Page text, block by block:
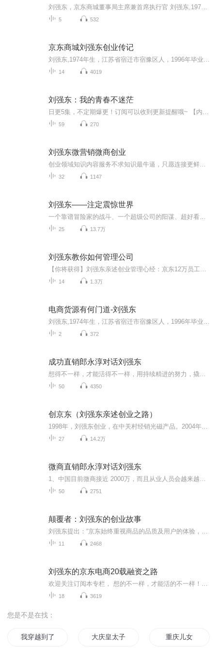
5 532
京东商城刘强东创业传记
14 4019
刘强东：我的青春不迷茫
59 270
刘强东微营销微商创业
32 1147
刘强东——注定震惊世界
25 13.7万
刘强东教你如何管理公司
14 1.3万
电商货源有何门道-刘强东
2 372
成功直销郎永淳对话刘强东
50 4350
创京东（刘强东亲述创业之路）
27 14.2万
微商直销郎永淳对话刘强东
50 2751
颠覆者：刘强东的创业故事
11 2468
刘强东的京东电商20载融资之路
18 3619
您是不是在找：
我穿越到了女频 大庆皇太子 重庆儿女